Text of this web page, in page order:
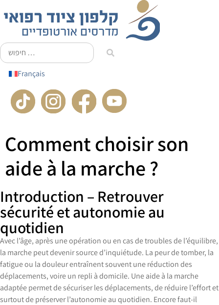
principal
Français
Comment choisir son
aide à la marche ?
Introduction – Retrouver
sécurité et autonomie au
quotidien
Avec l’âge, après une opération ou en cas de troubles de l’équilibre,
la marche peut devenir source d’inquiétude. La peur de tomber, la
fatigue ou la douleur entraînent souvent une réduction des
déplacements, voire un repli à domicile. Une aide à la marche
adaptée permet de sécuriser les déplacements, de réduire l’effort et
surtout de préserver l’autonomie au quotidien. Encore faut-il